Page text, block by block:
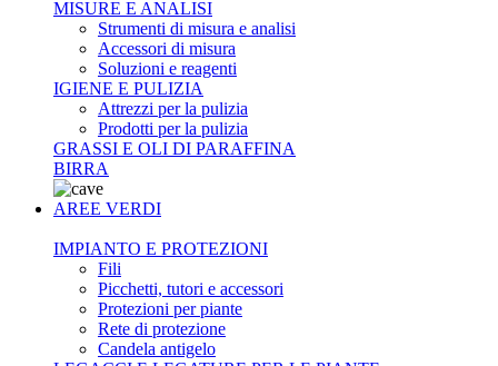
MISURE E ANALISI
Strumenti di misura e analisi
Accessori di misura
Soluzioni e reagenti
IGIENE E PULIZIA
Attrezzi per la pulizia
Prodotti per la pulizia
GRASSI E OLI DI PARAFFINA
BIRRA
AREE VERDI
IMPIANTO E PROTEZIONI
Fili
Picchetti, tutori e accessori
Protezioni per piante
Rete di protezione
Candela antigelo